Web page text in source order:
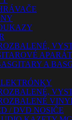
A
/ DVD NOSIČE